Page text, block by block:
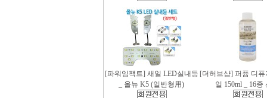
[파워임팩트] 새일 LED실내등
_ 올뉴 K5 (일반형用)
[더허브샵] 퍼퓸 디
일 150ml _ 16종